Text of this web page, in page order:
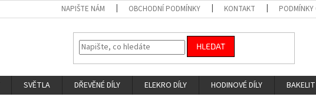
NAPIŠTE NÁM OBCHODNÍ PODMÍNKY KONTAKT PODMÍNKY
HLEDAT
SVĚTLA DŘEVĚNÉ DÍLY ELEKRO DÍLY HODINOVÉ DÍLY BAKELIT